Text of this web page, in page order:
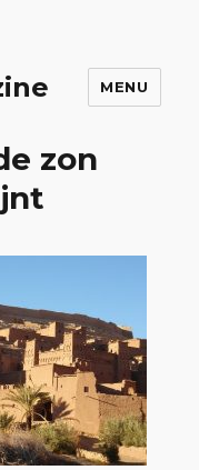
MENU
zon